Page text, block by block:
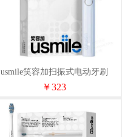
usmile笑容加扫振式电动牙刷
Y1MAX
￥323